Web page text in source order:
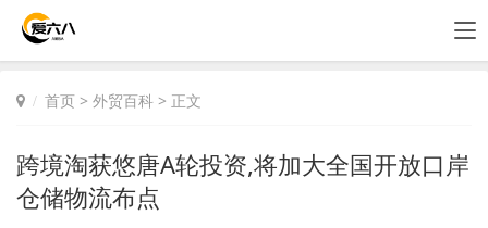
首页 > 外贸百科 > 正文
跨境淘获悠唐A轮投资,将加大全国开放口岸
仓储物流布点